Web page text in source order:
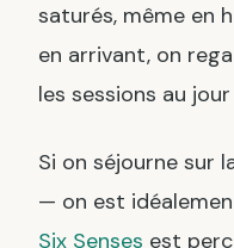
saturés, même en
en arrivant, on
les sessions au
Si on séjourne sur
— on est
Six Senses est